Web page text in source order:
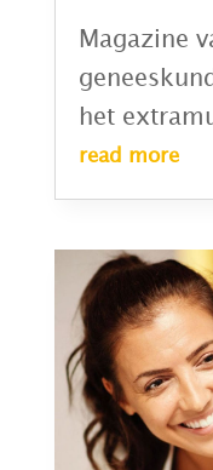
Magazine
het
read more